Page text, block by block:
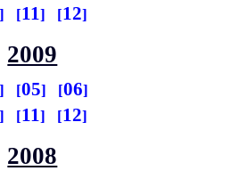
11 12
2009
05
06
11 12
2008